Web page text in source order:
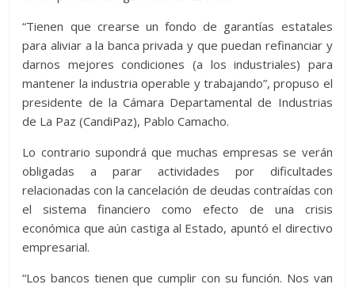
“Tienen que crearse un fondo de garantías estatales
para aliviar a la banca privada y que puedan refinanciar y
darnos mejores condiciones (a los industriales) para
mantener la industria operable y trabajando”, propuso el
presidente de la Cámara Departamental de Industrias
de La Paz (CandiPaz), Pablo Camacho.
Lo contrario supondrá que muchas empresas se verán
obligadas a parar actividades por dificultades
relacionadas con la cancelación de deudas contraídas con
el sistema financiero como efecto de una crisis
económica que aún castiga al Estado, apuntó el directivo
empresarial.
“Los bancos tienen que cumplir con su función. Nos van